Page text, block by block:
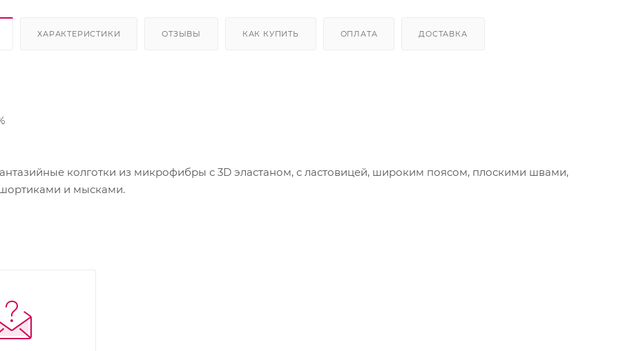
ХАРАКТЕРИСТИКИ ОТЗЫВЫ КАК КУПИТЬ ОПЛАТА ДОСТАВКА
колготки из микрофибры с 3D эластаном, с ластовицей, широким поясом, плоскими швами,
и мысками.